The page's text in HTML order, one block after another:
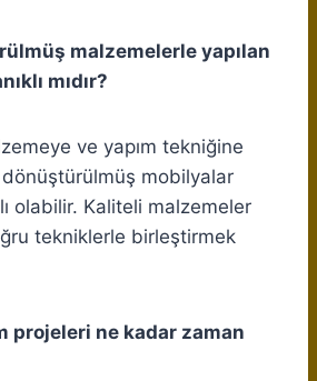
malzemelerle yapılan
mıdır?
ve yapım tekniğine
dönüştürülmüş mobilyalar
olabilir. Kaliteli malzemeler
tekniklerle birleştirmek
projeleri ne kadar zaman